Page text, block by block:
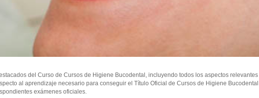
del Curso de Cursos de Higiene Bucodental, incluyendo todos los aspectos relevantes
al aprendizaje necesario para conseguir el Título Oficial de Cursos de Higiene Bucodental
exámenes oficiales.